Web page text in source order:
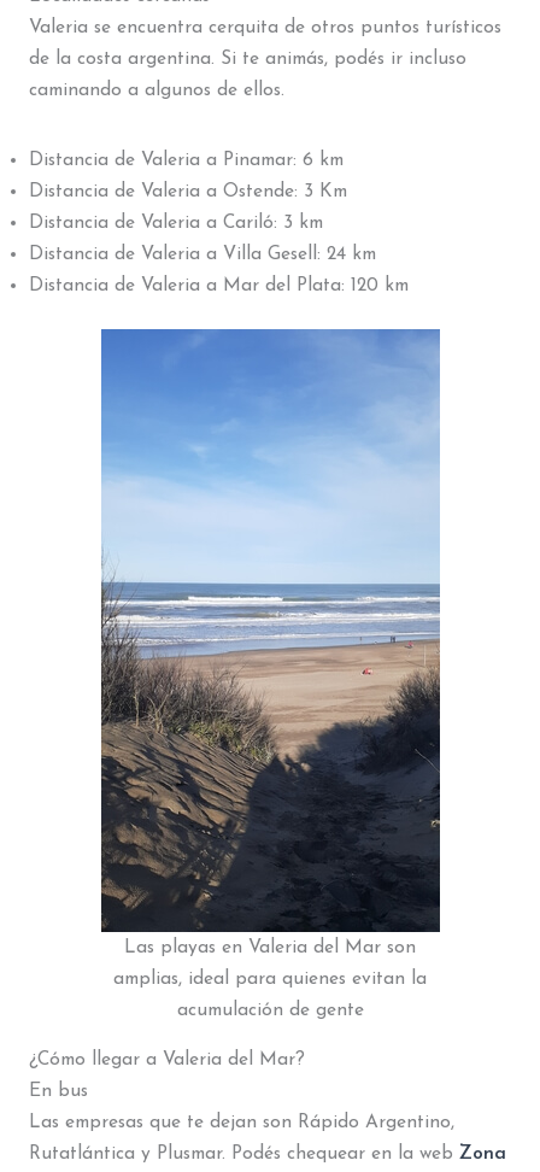
Valeria se encuentra cerquita de otros puntos turísticos
de la costa argentina. Si te animás, podés ir incluso
caminando a algunos de ellos.
Distancia de Valeria a Pinamar: 6 km
Distancia de Valeria a Ostende: 3 Km
Distancia de Valeria a Cariló: 3 km
Distancia de Valeria a Villa Gesell: 24 km
Distancia de Valeria a Mar del Plata: 120 km
Las playas en Valeria del Mar son
amplias, ideal para quienes evitan la
acumulación de gente
¿Cómo llegar a Valeria del Mar?
En bus
Las empresas que te dejan son Rápido Argentino,
Rutatlántica y Plusmar. Podés chequear en la web Zona